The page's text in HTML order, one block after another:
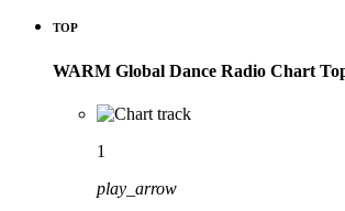
TOP
WARM Global Dance Radio Chart
1
play_arrow